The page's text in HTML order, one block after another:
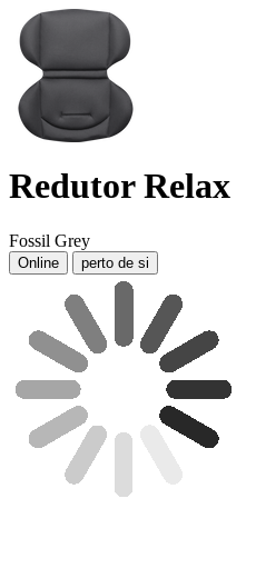
Redutor Relax
Fossil Grey
Online perto de si